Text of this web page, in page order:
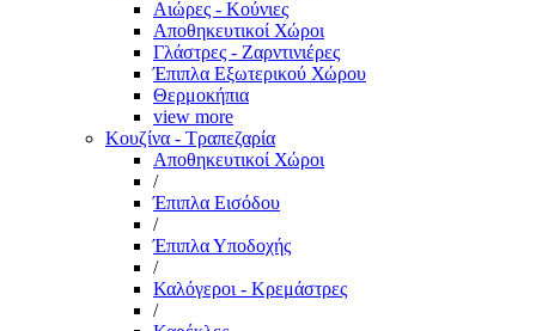
Αιώρες - Κούνιες
Αποθηκευτικοί Χώροι
Γλάστρες - Ζαρντινιέρες
Έπιπλα Εξωτερικού Χώρου
Θερμοκήπια
view more
Κουζίνα - Τραπεζαρία
Αποθηκευτικοί Χώροι
/
Έπιπλα Εισόδου
/
Έπιπλα Υποδοχής
/
Καλόγεροι - Κρεμάστρες
/